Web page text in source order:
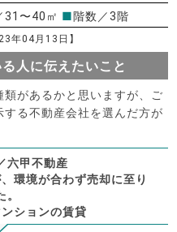
31〜40㎡ ■階数／3階
年04月13日】
人に伝えたいこと
があるかと思いますが、ご
る不動産会社を選んだ方が
六甲不動産
環境が合わず売却に至り
。
ションの賃貸